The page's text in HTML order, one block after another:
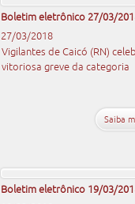
Boletim eletrônico 27/03/
27/03/2018
Vigilantes de Caicó (RN)
vitoriosa greve da categoria
Saiba
Boletim eletrônico 19/03/